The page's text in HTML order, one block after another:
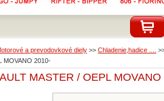
a prevodovkové diely >> Chladenie,hadice ....
MOVANO 2010-
MASTER / OEPL MOVANO